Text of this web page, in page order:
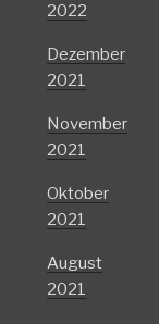
2022
Dezember
2021
November
2021
Oktober
2021
August
2021